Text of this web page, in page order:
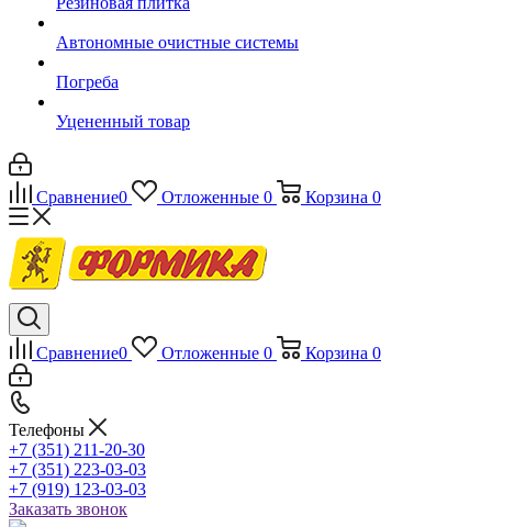
Автономные очистные системы
Погреба
Уцененный товар
Сравнение0 Отложенные 0 Корзина 0
Сравнение0 Отложенные 0 Корзина 0
Телефоны
+7 (351) 211-20-30
+7 (351) 223-03-03
+7 (919) 123-03-03
Заказать звонок